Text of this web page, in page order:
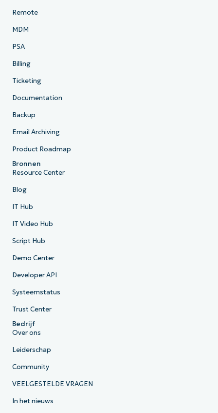
Remote
MDM
PSA
Billing
Ticketing
Documentation
Backup
Email Archiving
Product Roadmap
Bronnen
Resource Center
Blog
IT Hub
IT Video Hub
Script Hub
Demo Center
Developer API
Systeemstatus
Trust Center
Bedrijf
Over ons
Leiderschap
Community
VEELGESTELDE VRAGEN
In het nieuws